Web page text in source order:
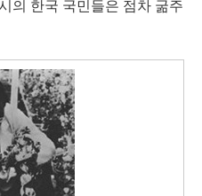
의 한국 국민들은 점차 굶주